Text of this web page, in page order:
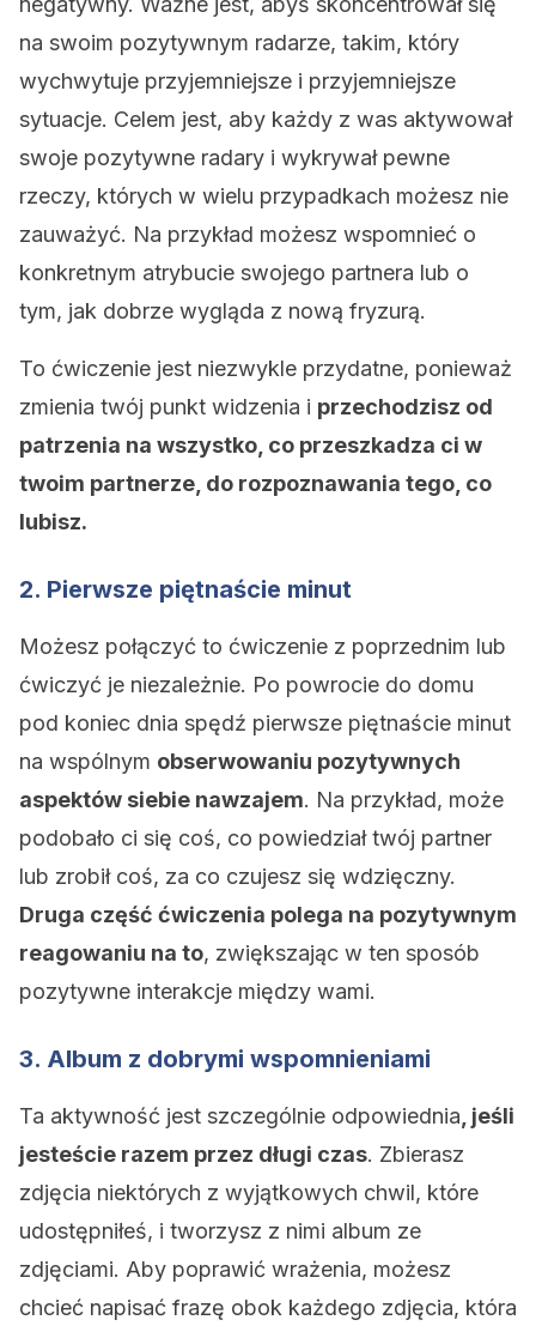
na swoim pozytywnym radarze, takim, który
wychwytuje przyjemniejsze i przyjemniejsze
sytuacje. Celem jest, aby każdy z was aktywował
swoje pozytywne radary i wykrywał pewne
rzeczy, których w wielu przypadkach możesz nie
zauważyć. Na przykład możesz wspomnieć o
konkretnym atrybucie swojego partnera lub o
tym, jak dobrze wygląda z nową fryzurą.
To ćwiczenie jest niezwykle przydatne, ponieważ
zmienia twój punkt widzenia i przechodzisz od
patrzenia na wszystko, co przeszkadza ci w
twoim partnerze, do rozpoznawania tego, co
lubisz.
2. Pierwsze piętnaście minut
Możesz połączyć to ćwiczenie z poprzednim lub
ćwiczyć je niezależnie. Po powrocie do domu
pod koniec dnia spędź pierwsze piętnaście minut
na wspólnym obserwowaniu pozytywnych
aspektów siebie nawzajem. Na przykład, może
podobało ci się coś, co powiedział twój partner
lub zrobił coś, za co czujesz się wdzięczny.
Druga część ćwiczenia polega na pozytywnym
reagowaniu na to, zwiększając w ten sposób
pozytywne interakcje między wami.
3. Album z dobrymi wspomnieniami
Ta aktywność jest szczególnie odpowiednia , jeśli
jesteście razem przez długi czas. Zbierasz
zdjęcia niektórych z wyjątkowych chwil, które
udostępniłeś, i tworzysz z nimi album ze
zdjęciami. Aby poprawić wrażenia, możesz
chcieć napisać frazę obok każdego zdjęcia, która